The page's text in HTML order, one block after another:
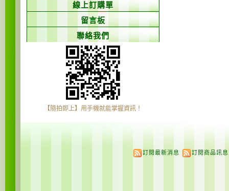
線上訂購單
留言板
聯絡我們
【隨拍即上】用手機就能掌握資訊！
訂閱最新消息 訂閱商品訊息